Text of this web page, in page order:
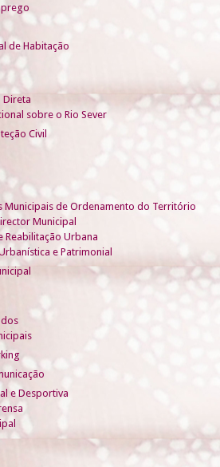
de Habitação
Direta
sobre o Rio Sever
Civil
Municipais de Ordenamento do Território
Municipal
Reabilitação Urbana
e Patrimonial
e Desportiva